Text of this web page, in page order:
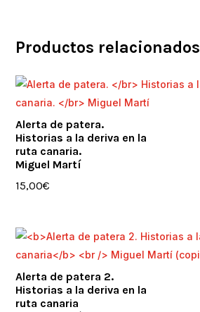
Productos relacionados
Alerta de patera.
Historias a la deriva en la
ruta canaria.
Miguel Martí
15,00€
Alerta de patera 2.
Historias a la deriva en la
ruta canaria